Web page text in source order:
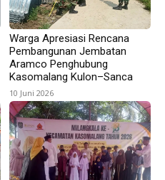
Warga Apresiasi Rencana
Pembangunan Jembatan
Aramco Penghubung
Kasomalang Kulon–Sanca
10 Juni 2026